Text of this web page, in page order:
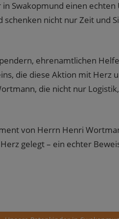
Swakopmund einen
nicht nur Zeit und
ehrenamtlichen
die diese Aktion mit Herz
die nicht nur
von Herrn Henri
gelegt – ein echter